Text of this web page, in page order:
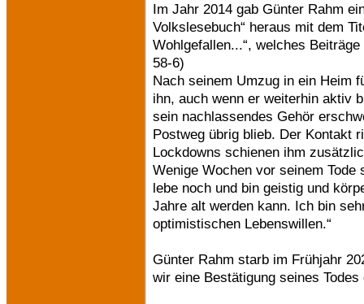
Im Jahr 2014 gab Günter Rahm
Volkslesebuch“ heraus mit dem
Wohlgefallen...“, welches
58-6)
Nach seinem Umzug in ein Heim
ihn, auch wenn er weiterhin aktiv
sein nachlassendes Gehör
Postweg übrig blieb. Der Kontakt
Lockdowns schienen ihm
Wenige Wochen vor seinem
lebe noch und bin geistig und
Jahre alt werden kann. Ich bin
optimistischen Lebenswillen.“
Günter Rahm starb im Frühjahr
wir eine Bestätigung seines